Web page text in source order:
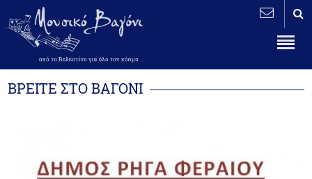
ΒΡΕΙΤΕ ΣΤΟ ΒΑΓΟΝΙ